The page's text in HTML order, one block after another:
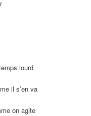
lourd
il s’en va
on agite